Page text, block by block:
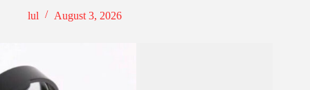
lul
August 3, 2026